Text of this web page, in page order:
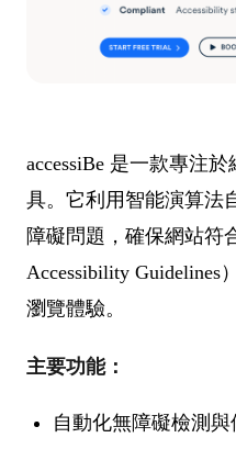
accessiBe 是一款專注
具。它利用智能演算法
障礙問題，確保網站符
Accessibility Guidelines
瀏覽體驗。
主要功能：
自動化無障礙檢測與